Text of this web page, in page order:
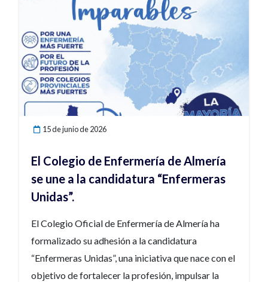
Convenio Colectivo de Clínicas Privadas LUGAR
DE TRABAJO: El Ejido INCORPORACIÓN:
Inmediata Los profesionales interesados deberán
remitir su CV a la siguiente dirección de correo
electrónico:a.soto@htmedica.com
15 de junio de 2026
El Colegio de Enfermería de Almería
se une a la candidatura “Enfermeras
Unidas”.
El Colegio Oficial de Enfermería de Almería ha
formalizado su adhesión a la candidatura
“Enfermeras Unidas”, una iniciativa que nace con el
objetivo de fortalecer la profesión, impulsar la